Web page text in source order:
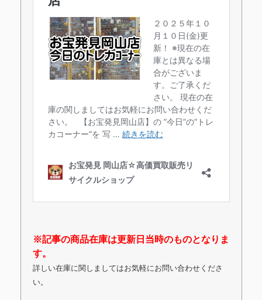
※記事の商品在庫は更新日当時のものとなりま
す。
詳しい在庫に関しましてはお気軽にお問い合わせくださ
い。